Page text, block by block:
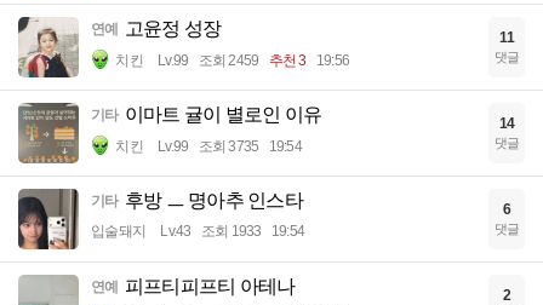
연예 고윤정 성장
치킨 Lv.99 조회 2459 추천 3 19:56
11
댓글
기타 이마트 귤이 별로인 이유
치킨 Lv.99 조회 3735 19:54
14
댓글
기타 후방 ㅡ 명아추 인스타
입술돼지 Lv.43 조회 1933 19:54
6
댓글
연예 피프티피프티 아테나 2